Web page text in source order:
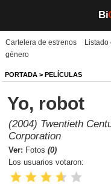
Bi
Biografías
Películas
TV
Música
Un día como hoy
Videos
Cartelera de estrenos
género
PORTADA > PELÍCULAS
Yo, robot
(2004) Twentieth
Corporation
Ver: Fotos (0)
Los usuarios votaron: